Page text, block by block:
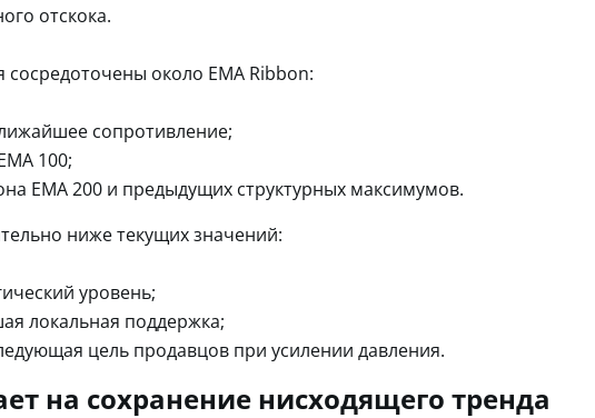
отскока.
около EMA Ribbon:
сопротивление;
100;
EMA 200 и предыдущих структурных максимумов.
ниже текущих значений:
уровень;
локальная поддержка;
цель продавцов при усилении давления.
на сохранение нисходящего тренда